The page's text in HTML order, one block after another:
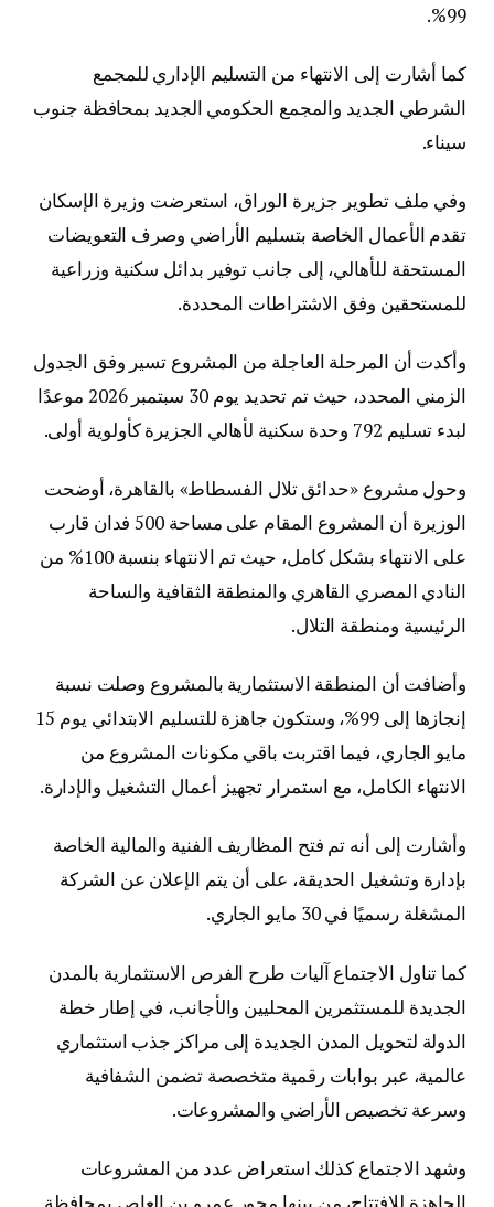
99%.
كما أشارت إلى الانتهاء من التسليم الإداري للمجمع
الشرطي الجديد والمجمع الحكومي الجديد بمحافظة جنوب
سيناء.
وفي ملف تطوير جزيرة الوراق، استعرضت وزيرة الإسكان
تقدم الأعمال الخاصة بتسليم الأراضي وصرف التعويضات
المستحقة للأهالي، إلى جانب توفير بدائل سكنية وزراعية
للمستحقين وفق الاشتراطات المحددة.
وأكدت أن المرحلة العاجلة من المشروع تسير وفق الجدول
الزمني المحدد، حيث تم تحديد يوم 30 سبتمبر 2026 موعدًا
لبدء تسليم 792 وحدة سكنية لأهالي الجزيرة كأولوية أولى.
وحول مشروع «حدائق تلال الفسطاط» بالقاهرة، أوضحت
الوزيرة أن المشروع المقام على مساحة 500 فدان قارب
على الانتهاء بشكل كامل، حيث تم الانتهاء بنسبة 100% من
النادي المصري القاهري والمنطقة الثقافية والساحة
الرئيسية ومنطقة التلال.
وأضافت أن المنطقة الاستثمارية بالمشروع وصلت نسبة
إنجازها إلى 99%، وستكون جاهزة للتسليم الابتدائي يوم 15
مايو الجاري، فيما اقتربت باقي مكونات المشروع من
الانتهاء الكامل، مع استمرار تجهيز أعمال التشغيل والإدارة.
وأشارت إلى أنه تم فتح المظاريف الفنية والمالية الخاصة
بإدارة وتشغيل الحديقة، على أن يتم الإعلان عن الشركة
المشغلة رسميًا في 30 مايو الجاري.
كما تناول الاجتماع آليات طرح الفرص الاستثمارية بالمدن
الجديدة للمستثمرين المحليين والأجانب، في إطار خطة
الدولة لتحويل المدن الجديدة إلى مراكز جذب استثماري
عالمية، عبر بوابات رقمية متخصصة تضمن الشفافية
وسرعة تخصيص الأراضي والمشروعات.
وشهد الاجتماع كذلك استعراض عدد من المشروعات
الجاهزة للافتتاح، من بينها محور عمرو بن العاص بمحافظة